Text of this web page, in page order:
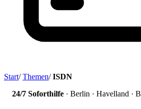
Start/ Themen/ ISDN
24/7 Soforthilfe · Berlin · Havelland ·